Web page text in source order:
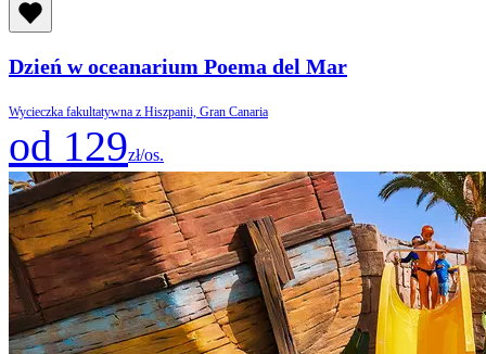
Dzień w oceanarium Poema del Mar
Wycieczka fakultatywna z Hiszpanii, Gran Canaria
od 129zł/os.